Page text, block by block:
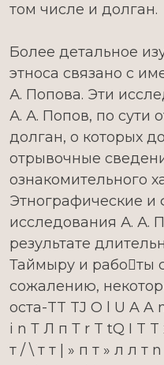
том числе и долган.
Более детальное
этноса связано с
А. Попова. Эти
А. А. Попов, по сути
долган, о которых
отрывочные
ознакомительного
Этнографические и
исследования А. А.
результате
Таймыру и работы
сожалению,
оста-TT TJ O l U A A
i n Т Л п Т r T tQ I T
т / \ т т | » п т » л л т